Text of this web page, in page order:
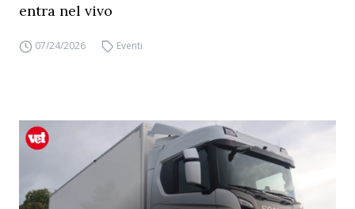
entra nel vivo
07/24/2026 Eventi